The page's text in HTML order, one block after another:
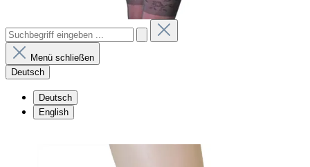
Menü schließen
Deutsch
Deutsch
English